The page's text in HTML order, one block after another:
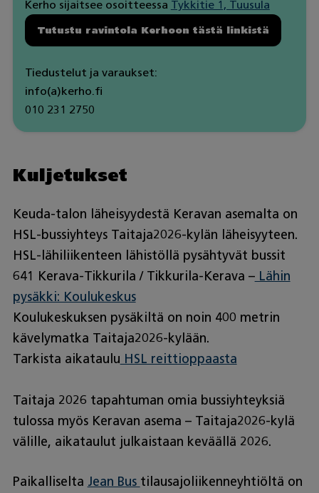
Kerho sijaitsee osoitteessa Tykkitie 1, Tuusula
Tutustu ravintola Kerhoon tästä linkistä
Tiedustelut ja varaukset:
info(a)kerho.fi
010 231 2750
Kuljetukset
Keuda-talon läheisyydestä Keravan asemalta on
HSL-bussiyhteys Taitaja2026-kylän läheisyyteen.
HSL-lähiliikenteen lähistöllä pysähtyvät bussit
641 Kerava-Tikkurila / Tikkurila-Kerava –Lähin
pysäkki: Koulukeskus
Koulukeskuksen pysäkiltä on noin 400 metrin
kävelymatka Taitaja2026-kylään.
Tarkista aikataulu HSL reittioppaasta
Taitaja 2026 tapahtuman omia bussiyhteyksiä
tulossa myös Keravan asema – Taitaja2026-kylä
välille, aikataulut julkaistaan keväällä 2026.
Paikalliselta Jean Bus tilausajoliikenneyhtiöltä on